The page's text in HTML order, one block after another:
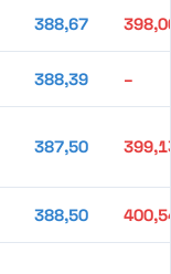
388,67
388,39 –
387,50
388,50